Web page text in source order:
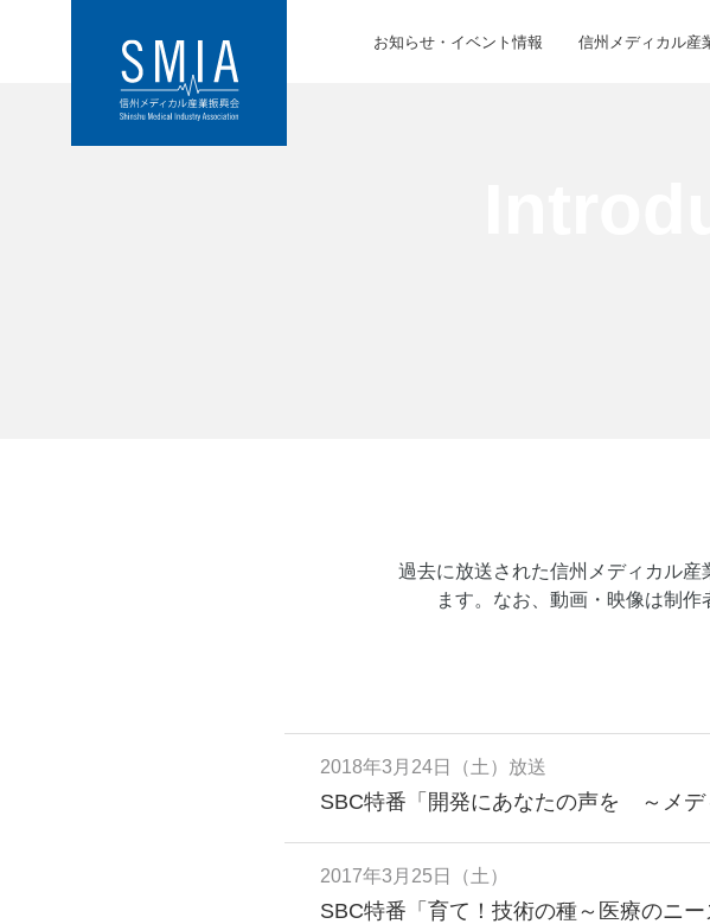
お知らせ・イベント情報 信州メディカル産
過去に放送された信州メディカル
ます。なお、動画・映像は制作
2018年3月24日（土）放送
SBC特番「開発にあなたの声を ～メデ
2017年3月25日（土）
SBC特番「育て！技術の種～医療のニー